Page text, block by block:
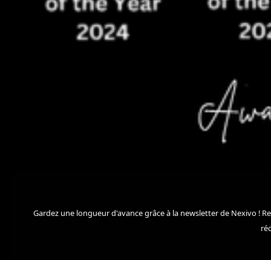
Gardez une longueur d'avance grâce à la newsletter de Nexivo !